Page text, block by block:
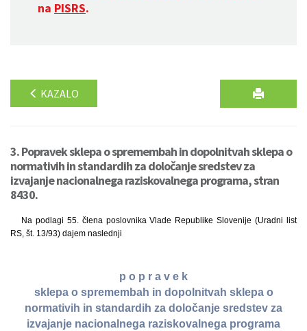
na PISRS.
KAZALO
3. Popravek sklepa o spremembah in dopolnitvah sklepa o
normativih in standardih za določanje sredstev za
izvajanje nacionalnega raziskovalnega programa, stran
8430.
Na podlagi 55. člena poslovnika Vlade Republike Slovenije (Uradni list
RS, št. 13/93) dajem naslednji
p o p r a v e k
sklepa o spremembah in dopolnitvah sklepa o
normativih in standardih za določanje sredstev za
izvajanje nacionalnega raziskovalnega programa